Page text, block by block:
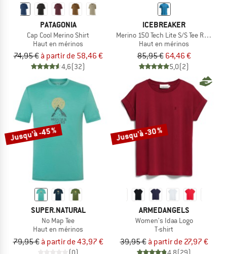
PATAGONIA
Cap Cool Merino Shirt
Haut en mérinos
74,95 € à partir de 58,46 €
4,6(32)
ICEBREAKER
Merino 150 Tech Lite S/S Tee Range
Haut en mérinos
85,95 € 64,46 €
5,0(2)
Jusqu'à -45 %
SUPER.NATURAL
No Map Tee
Haut en mérinos
79,95 € à partir de 43,97 €
Jusqu'à -30 %
ARMEDANGELS
Women's Idaa Logo
T-shirt
39,95 € à partir de 27,97 €